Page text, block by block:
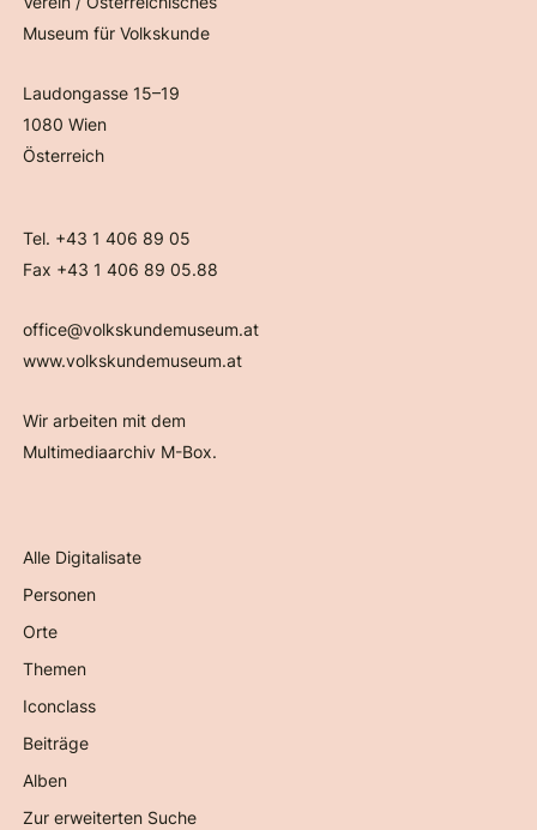
Museum für Volkskunde
Laudongasse 15–19
1080 Wien
Österreich
Tel. +43 1 406 89 05
Fax +43 1 406 89 05.88
office@volkskundemuseum.at
www.volkskundemuseum.at
Wir arbeiten mit dem
Multimediaarchiv M-Box.
Alle Digitalisate
Personen
Orte
Themen
Iconclass
Beiträge
Alben
Zur erweiterten Suche